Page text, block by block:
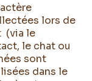
lors de
(via le
le chat ou
sont
dans le